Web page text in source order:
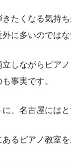
たくなる気持
に多いのでは
しながらピア
事実です。
、名古屋には
るピアノ教室